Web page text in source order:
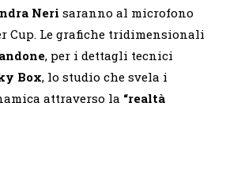
Neri saranno al microfono
Cup. Le grafiche tridimensionali
, per i dettagli tecnici
Box, lo studio che svela i
attraverso la “realtà